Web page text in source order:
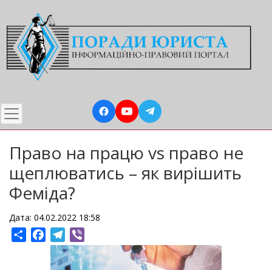
до
основного
вмісту
Право на працю vs право не
щеплюватись – як вирішить
Феміда?
Дата: 04.02.2022 18:58
ShareFacebookTelegram